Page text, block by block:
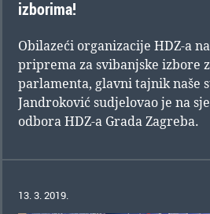
izborima!
Obilazeći organizacije HDZ-a
priprema za svibanjske izbore
parlamenta, glavni tajnik naše
Jandroković sudjelovao je na
odbora HDZ-a Grada Zagreba.
13. 3. 2019.